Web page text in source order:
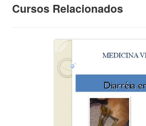
Cursos Relacionados